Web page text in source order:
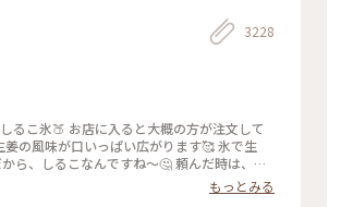
3228
るこ氷🍑 お店に入ると大概の方が注文して
の風味が口いっぱい広がります🥰 氷で生
ら、しるこなんですね〜🤔 頼んだ時は、何
あっという間に汗💦になるけど、 真夏に食
もっとみる